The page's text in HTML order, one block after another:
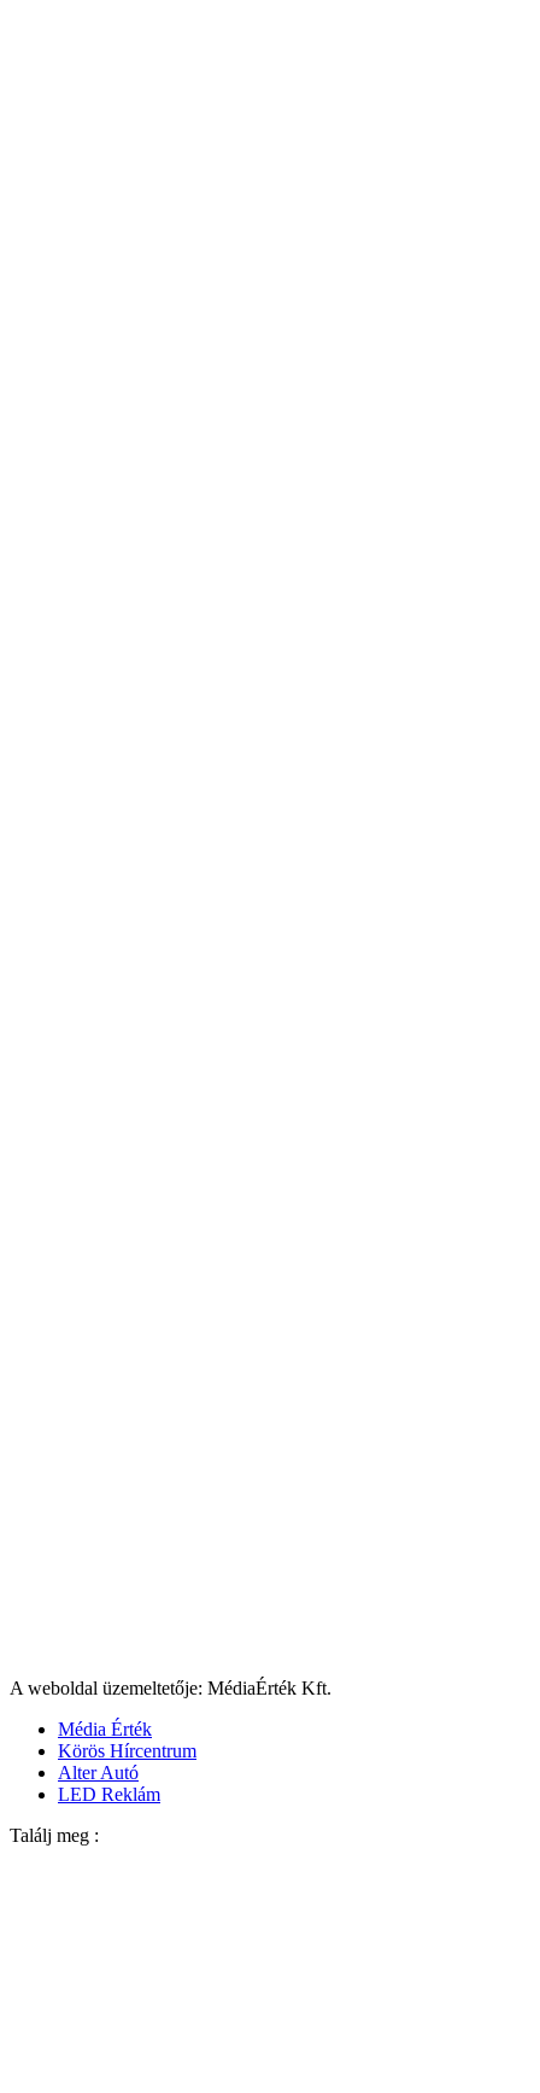
A weboldal üzemeltetője: MédiaÉrték Kft.
Média Érték
Körös Hírcentrum
Alter Autó
LED Reklám
Találj meg :